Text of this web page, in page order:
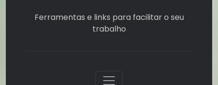
Ferramentas e links para facilitar o seu
trabalho
Toggle navigation